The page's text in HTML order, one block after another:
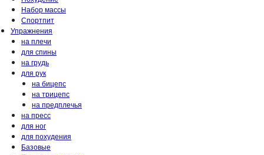
Набор массы
Спортпит
Упражнения
на плечи
для спины
на грудь
для рук
на бицепс
на трицепс
на предплечья
на пресс
для ног
для похудения
Базовые